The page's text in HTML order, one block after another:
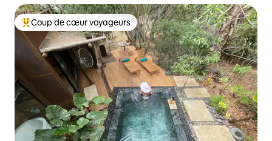
Coups de cœur voyageurs les plus appréciés
Coup de cœur voyageurs